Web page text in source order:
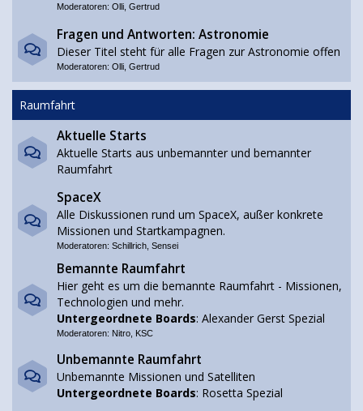
Moderatoren: Olli Gertrud
Fragen und Antworten: Astronomie
Dieser Titel steht für alle Fragen zur Astronomie offen
Moderatoren: Olli Gertrud
Raumfahrt
Aktuelle Starts
Aktuelle Starts aus unbemannter und bemannter
Raumfahrt
SpaceX
Alle Diskussionen rund um SpaceX, außer konkrete
Missionen und Startkampagnen.
Moderatoren: Schillrich Sensei
Bemannte Raumfahrt
Hier geht es um die bemannte Raumfahrt - Missionen,
Technologien und mehr.
Untergeordnete Boards: Alexander Gerst Spezial
Moderatoren: Nitro KSC
Unbemannte Raumfahrt
Unbemannte Missionen und Satelliten
Untergeordnete Boards: Rosetta Spezial